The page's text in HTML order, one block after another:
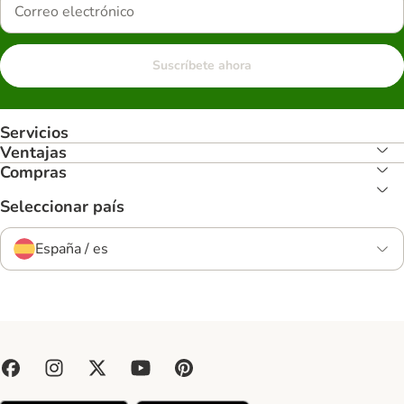
Suscríbete ahora
Servicios
Ventajas
Compras
Seleccionar país
España / es